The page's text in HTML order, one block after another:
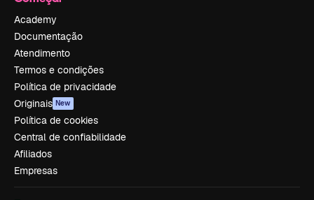
Academy
Documentação
Atendimento
Termos e condições
Política de privacidade
Originais New
Política de cookies
Central de confiabilidade
Afiliados
Empresas